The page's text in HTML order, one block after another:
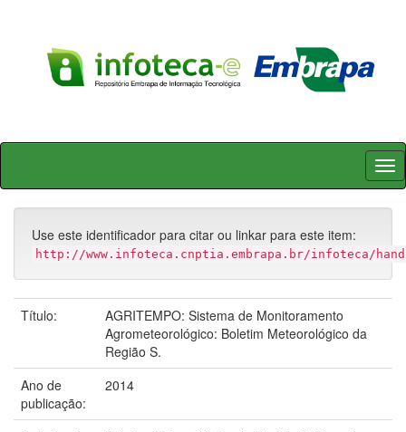
Skip
Use este identificador para citar ou linkar para este item:
http://www.infoteca.cnptia.embrapa.br/infoteca/
Título:
AGRITEMPO: Sistema de Monitoramento
Agrometeorológico: Boletim Meteorológico da
Região S.
Ano de
publicação:
2014